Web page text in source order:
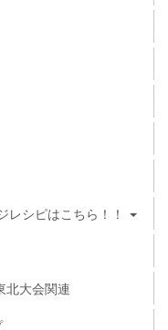
シピはこちら！！
大会関連